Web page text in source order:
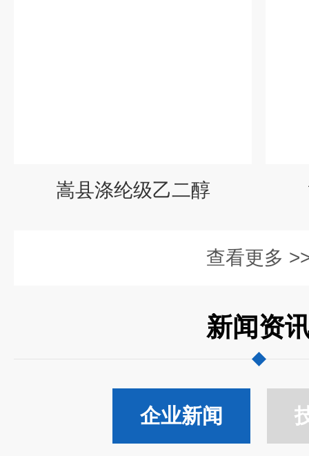
嵩县涤纶级乙二醇
查看更多
新闻资
企业新闻